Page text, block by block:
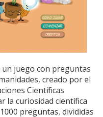
un juego con preguntas
creado por el
Científicas
la curiosidad científica
preguntas, divididas